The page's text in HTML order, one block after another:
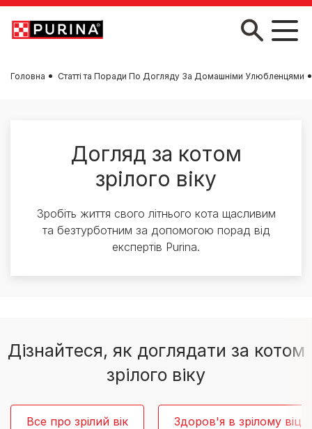
Skip to main content
Головна Статті та Поради По Догляду За Домашніми Улюбленцями
Догляд за котом
зрілого віку
Зробіть життя свого літнього кота щасливим
та безтурботним за допомогою порад від
експертів Purina.
Дізнайтеся, як доглядати за котом
зрілого віку
Все про зрілий вік Здоров'я в зрілому віці